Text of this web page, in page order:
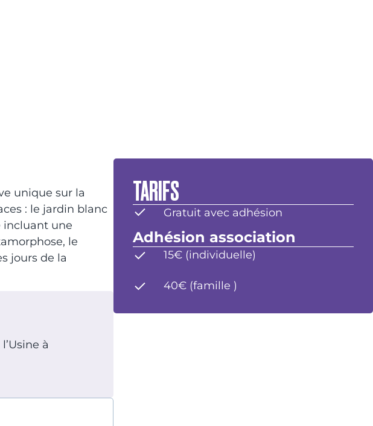
unique sur la
: le jardin blanc
incluant une
le
jours de la
à
TARIFS
Gratuit avec adhésion
Adhésion association
15€ (individuelle)
40€ (famille )